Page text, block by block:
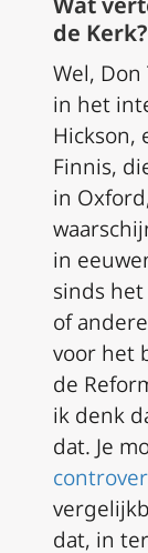
de Kerk?
Wel,
in het
Hickson,
Finnis,
in
in
sinds
of
voor het
de
ik denk
dat. Je
dat, in